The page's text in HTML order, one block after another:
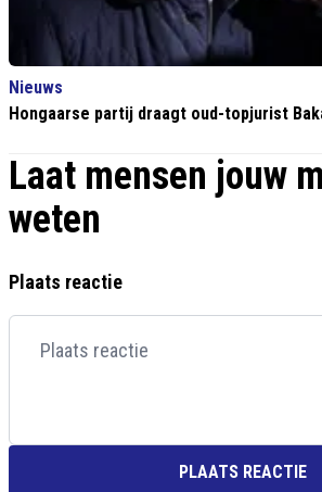
Nieuws
Hongaarse partij draagt oud-topjurist
Laat mensen jouw
weten
Plaats reactie
PLAATS REACTIE